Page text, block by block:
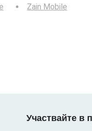
Zain Mobile
Участвайте в